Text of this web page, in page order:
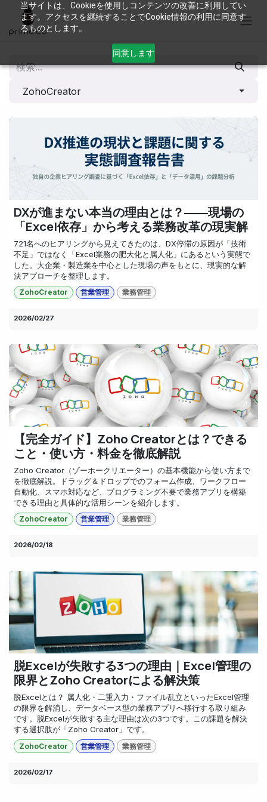
当サイトは、Cookieを使用しコンテンツの改善に利用してい
ます。アクセスを継続することでCookie情報の利用に同意す
るものとします。
同意します
コンテンツへスキップ
ZohoCreator
DXが進まない本当の理由とは？――現場の
「Excel依存」から考える業務改革の現実解
721名へのヒアリングから見えてきたのは、DX停滞の原因が「技術
不足」ではなく「Excel業務の肥大化と属人化」にあるという実態で
した。大企業・製造業を中心とした現場の声をもとに、現実的な解
決アプローチを整理します。
ZohoCreator 営業管理 業務管理
2026/02/27
【完全ガイド】Zoho Creatorとは？できる
こと・使い方・料金を徹底解説
Zoho Creator（ゾーホークリエーター）の基本機能から使い方まで
を徹底解説。ドラッグ＆ドロップでのフォーム作成、ワークフロー
自動化、スマホ対応など、プログラミング不要で業務アプリを構築
できる理由と具体的な活用シーンを紹介します。
ZohoCreator 営業管理 業務管理
2026/02/18
脱Excelが失敗する3つの理由｜Excel管理の
限界とZoho Creatorによる解決策
脱Excelとは？ 属人化・二重入力・ファイル乱立といったExcel管理
の限界を解消し、データベース型の業務アプリへ移行する取り組み
です。脱Excelが失敗する主な理由は次の3つです。この課題を解決
する選択肢が「Zoho Creator」です。
ZohoCreator 営業管理 業務管理
2026/02/17